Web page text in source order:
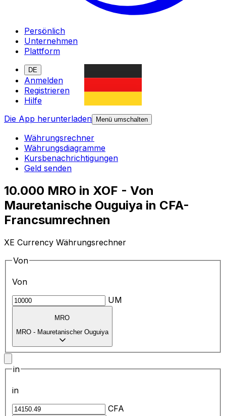
Persönlich
Unternehmen
Plattform
DE
Anmelden
Registrieren
Hilfe
Die App herunterladen
Menü umschalten
Währungsrechner
Währungsdiagramme
Kursbenachrichtigungen
Geld senden
10.000 MRO in XOF - Von
Mauretanische Ouguiya in CFA-
Francsumrechnen
XE Currency Währungsrechner
Von
Von
UM
MRO
MRO - Mauretanischer Ouguiya
in
in
CFA